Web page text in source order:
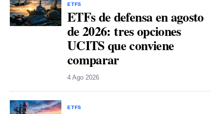
ETFS
ETFs de defensa en agosto
de 2026: tres opciones
UCITS que conviene
comparar
4 Ago 2026
ETFS